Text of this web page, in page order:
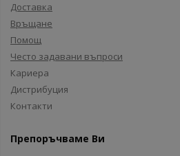
Доставка
Връщане
Помощ
Често задавани въпроси
Кариера
Дистрибуция
Контакти
Препоръчваме Ви